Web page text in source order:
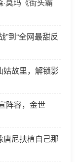
”到“全网最甜反
姑故里，解锁影
阵容，金世
尼扶植自己那